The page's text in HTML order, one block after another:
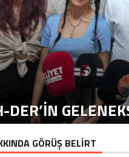
DER’IN
GÖRÜŞ BELİRT